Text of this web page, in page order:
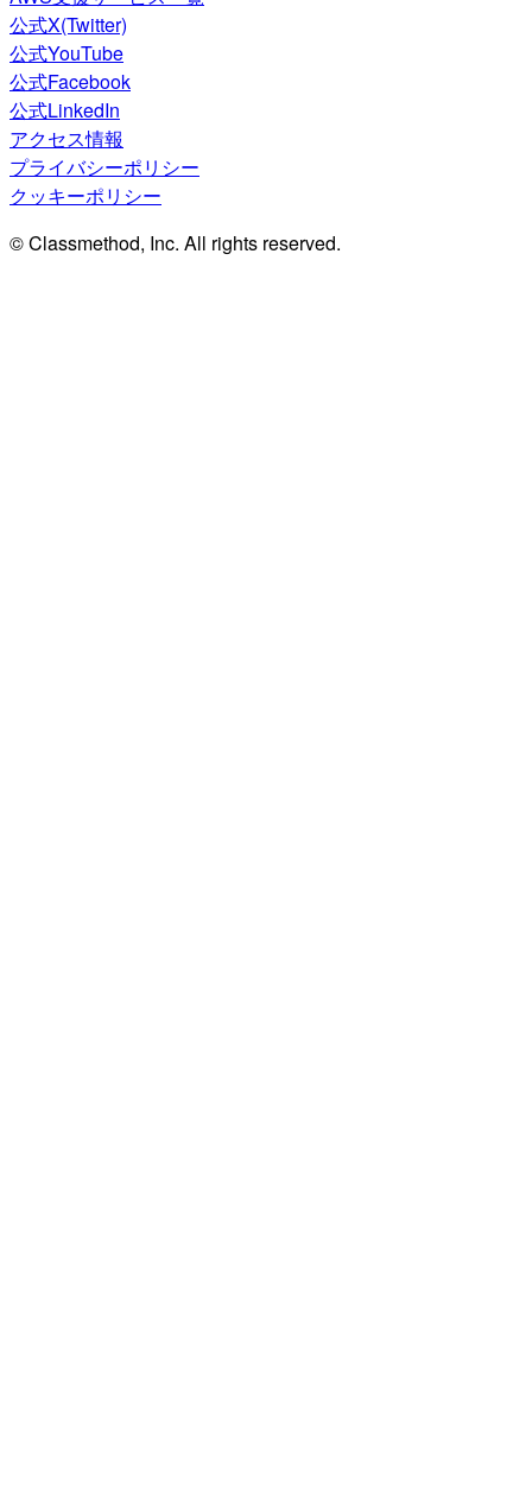
公式X(Twitter)
公式YouTube
公式Facebook
公式LinkedIn
アクセス情報
プライバシーポリシー
クッキーポリシー
© Classmethod, Inc. All rights reserved.